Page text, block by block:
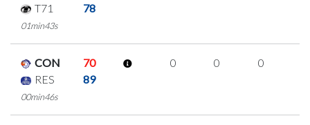
T71
78
01min43s
CON
70
RES
89
00min46s
0 0 0